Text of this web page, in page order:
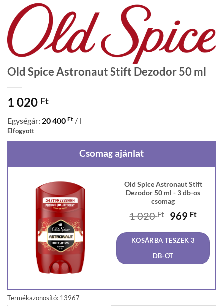
Old Spice Astronaut Stift Dezodor 50 ml
1 020 Ft
Egységár: 20 400 Ft / l
Elfogyott
Csomag ajánlat
Old Spice Astronaut Stift
Dezodor 50 ml - 3 db-os
csomag
1 020Ft
Original
was:
1
020 Ft.
969 Ft
is:
969
KOSÁRBA TESZEK 3
DB-OT
Termékazonosító: 13967